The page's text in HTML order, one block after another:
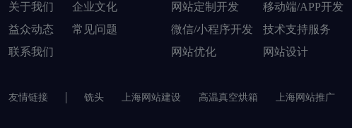
关于我们
企业文化
益众动态
常见问题
联系我们
网站定制开发
移动端/APP开发
微信/小程序开发
技术支持服务
网站优化
网站设计
友情链接 铣头 上海网站建设 高温真空烘箱 上海网站推广